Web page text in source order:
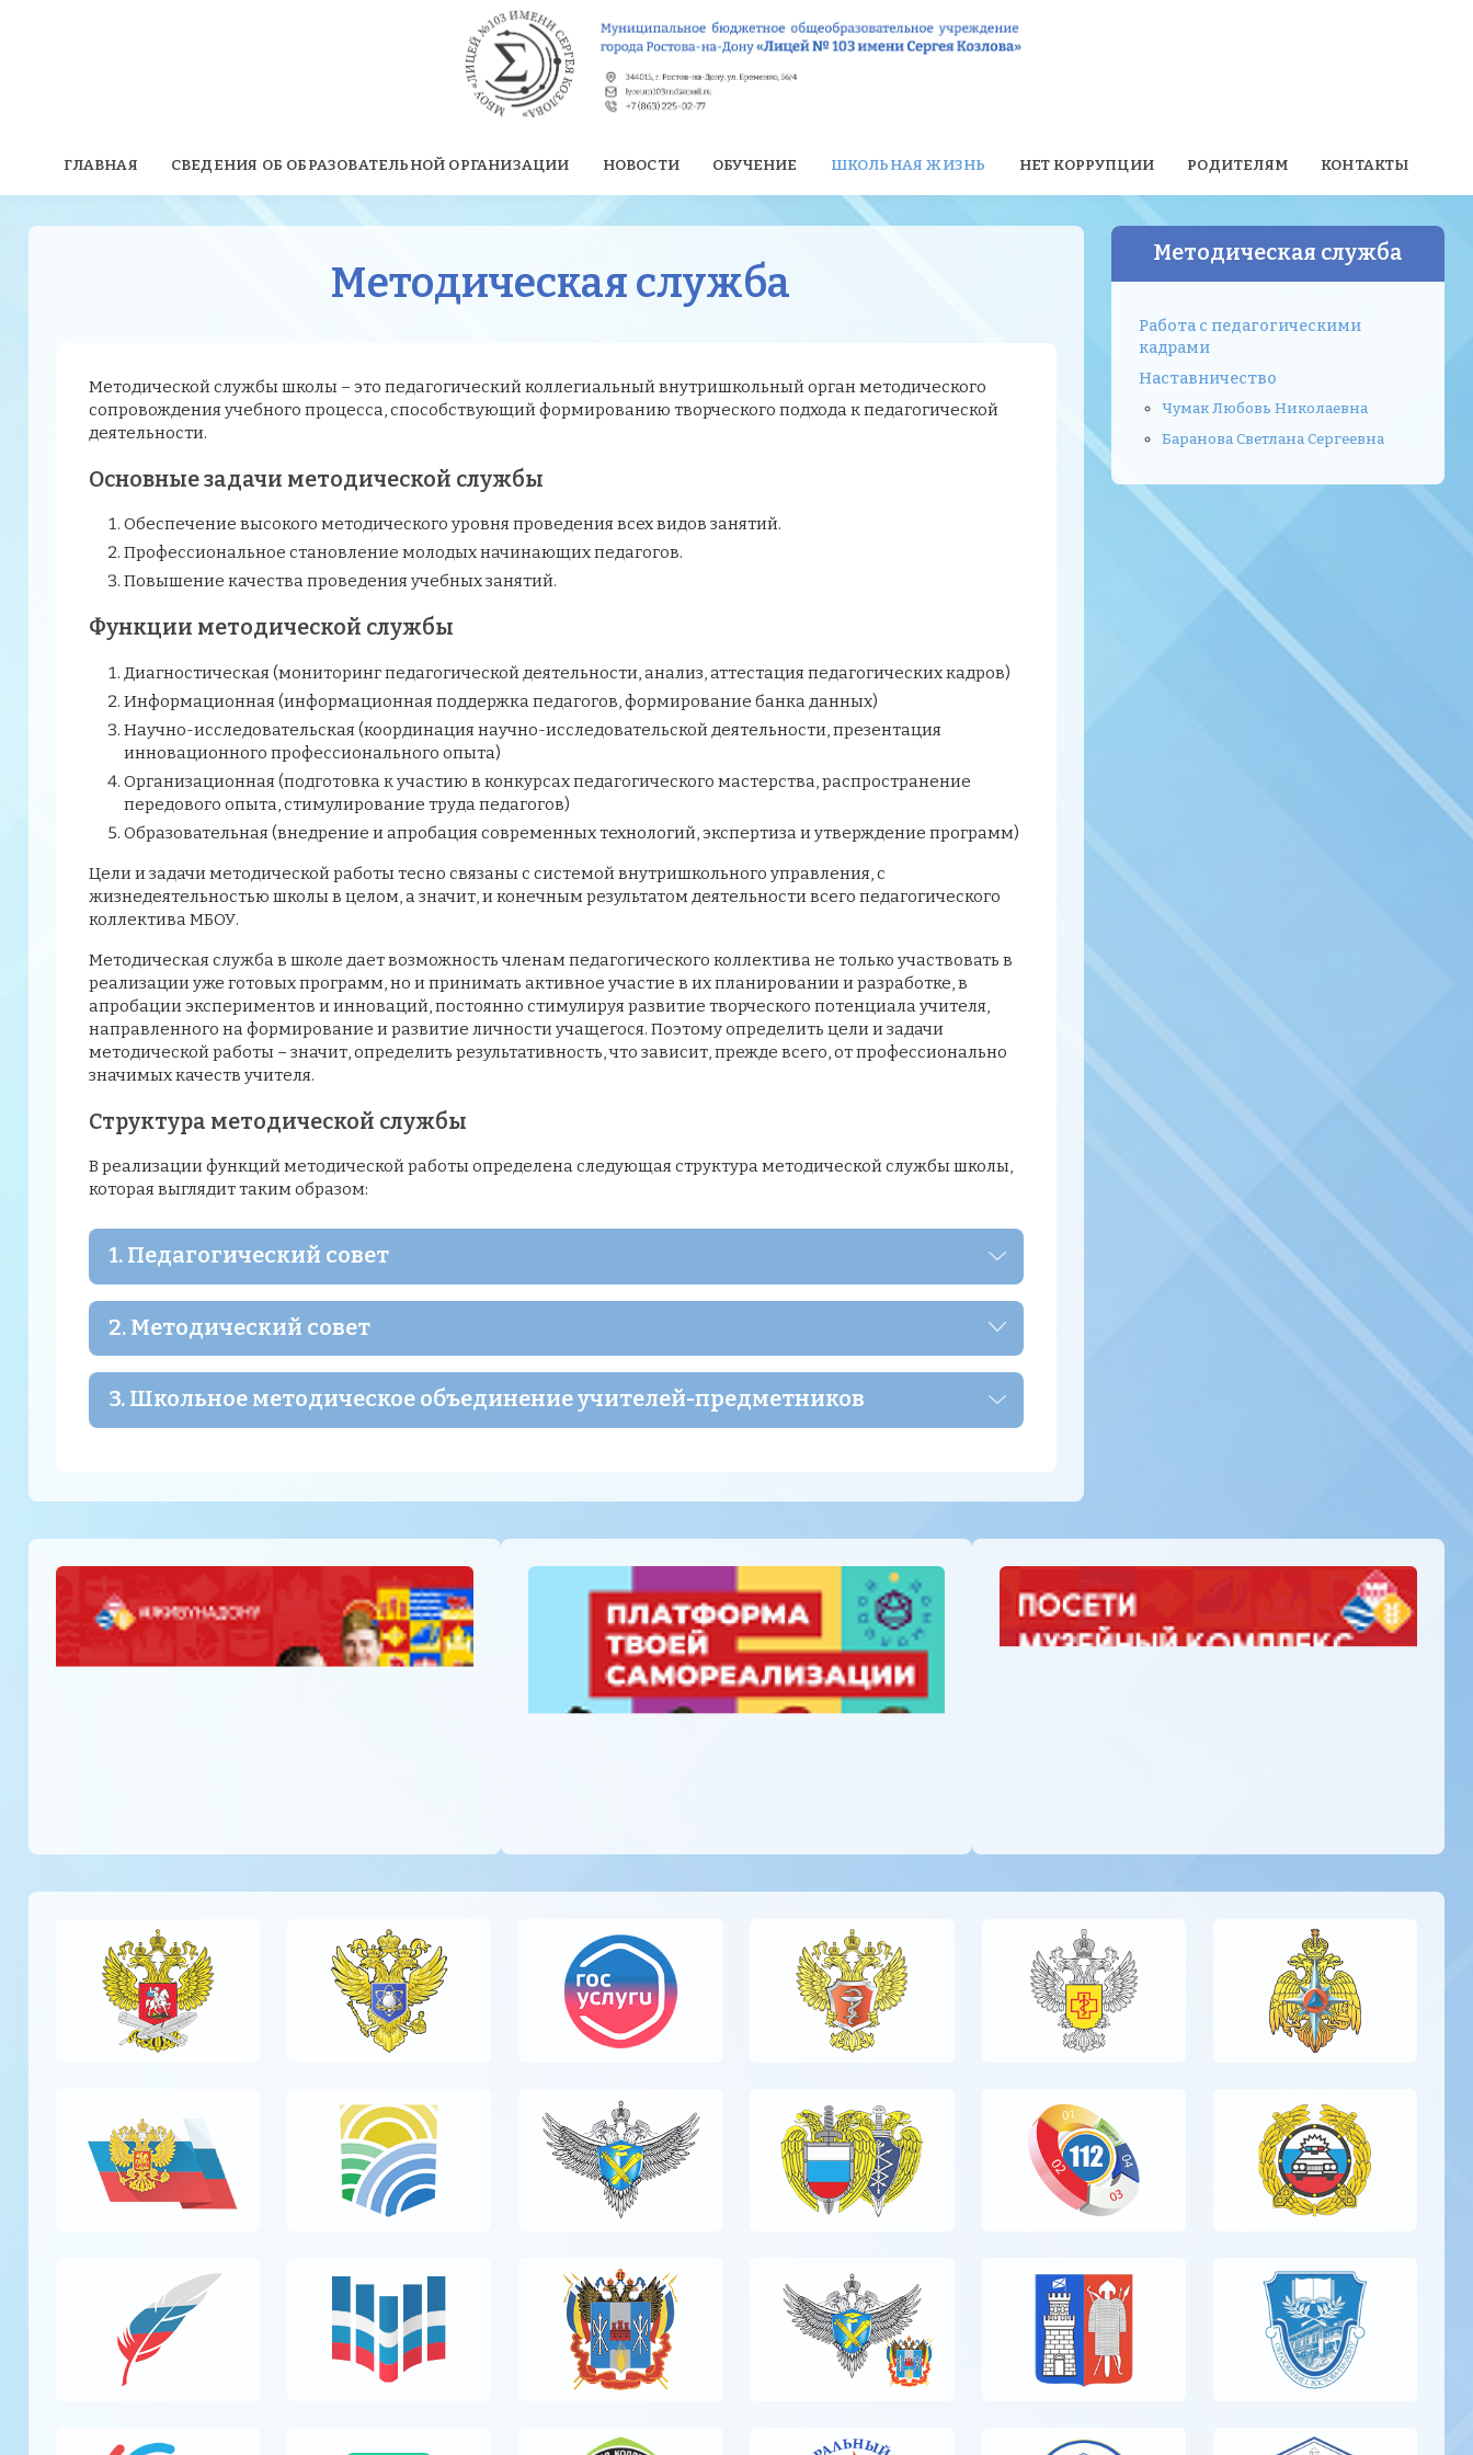
ГЛАВНАЯ СВЕДЕНИЯ ОБ ОБРАЗОВАТЕЛЬНОЙ ОРГАНИЗАЦИИ НОВОСТИ ОБУЧЕНИЕ ШКОЛЬНАЯ ЖИЗНЬ НЕТ КОРРУПЦИИ РОДИТЕЛЯМ КОНТАКТЫ
Методическая служба
Методической службы школы – это педагогический коллегиальный внутришкольный орган методического
сопровождения учебного процесса, способствующий формированию творческого подхода к педагогической
деятельности.
Основные задачи методической службы
Обеспечение высокого методического уровня проведения всех видов занятий.
Профессиональное становление молодых начинающих педагогов.
Повышение качества проведения учебных занятий.
Функции методической службы
Диагностическая (мониторинг педагогической деятельности, анализ, аттестация педагогических кадров)
Информационная (информационная поддержка педагогов, формирование банка данных)
Научно-исследовательская (координация научно-исследовательской деятельности, презентация
инновационного профессионального опыта)
Организационная (подготовка к участию в конкурсах педагогического мастерства, распространение
передового опыта, стимулирование труда педагогов)
Образовательная (внедрение и апробация современных технологий, экспертиза и утверждение программ)
Цели и задачи методической работы тесно связаны с системой внутришкольного управления, с
жизнедеятельностью школы в целом, а значит, и конечным результатом деятельности всего педагогического
коллектива МБОУ.
Методическая служба в школе дает возможность членам педагогического коллектива не только участвовать в
реализации уже готовых программ, но и принимать активное участие в их планировании и разработке, в
апробации экспериментов и инноваций, постоянно стимулируя развитие творческого потенциала учителя,
направленного на формирование и развитие личности учащегося. Поэтому определить цели и задачи
методической работы – значит, определить результативность, что зависит, прежде всего, от профессионально
значимых качеств учителя.
Структура методической службы
В реализации функций методической работы определена следующая структура методической службы школы,
которая выглядит таким образом:
1. Педагогический совет
2. Методический совет
3. Школьное методическое объединение учителей-предметников
Методическая служба
Работа с педагогическими
кадрами
Наставничество
Чумак Любовь Николаевна
Баранова Светлана Сергеевна